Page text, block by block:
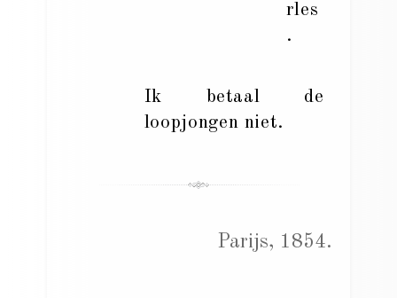
rles
.
Ik betaal de
loopjongen niet.
Parijs, 1854.